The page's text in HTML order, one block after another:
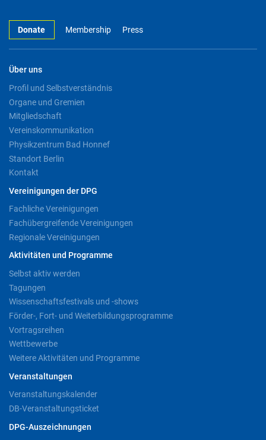
Donate Membership Press
Über uns
Profil und Selbstverständnis
Organe und Gremien
Mitgliedschaft
Vereinskommunikation
Physikzentrum Bad Honnef
Standort Berlin
Kontakt
Vereinigungen der DPG
Fachliche Vereinigungen
Fachübergreifende Vereinigungen
Regionale Vereinigungen
Aktivitäten und Programme
Selbst aktiv werden
Tagungen
Wissenschaftsfestivals und -shows
Förder-, Fort- und Weiterbildungsprogramme
Vortragsreihen
Wettbewerbe
Weitere Aktivitäten und Programme
Veranstaltungen
Veranstaltungskalender
DB-Veranstaltungsticket
DPG-Auszeichnungen